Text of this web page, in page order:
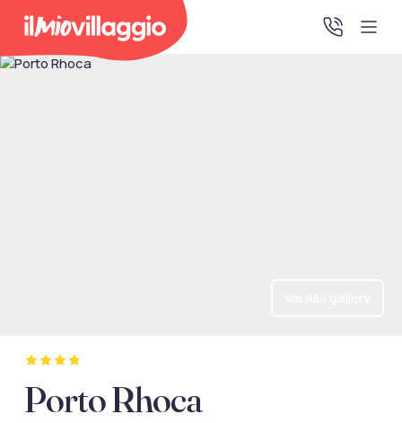
Accedi alla tua area riservata per vedere i tuoi preventivi
e le tue pratiche, gestire i pagamenti e scaricare i tuoi
documenti di viaggio.
Porto Rhoca